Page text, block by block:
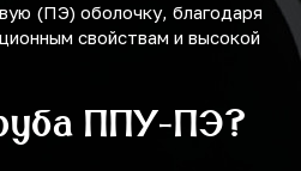
(ПЭ) оболочку, благодаря
свойствам и высокой
ППУ-ПЭ?